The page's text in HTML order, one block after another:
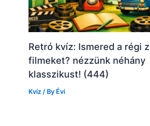
Retró kvíz: Ismered a régi
filmeket? nézzünk néhány
klasszikust! (444)
Kvíz / By Évi